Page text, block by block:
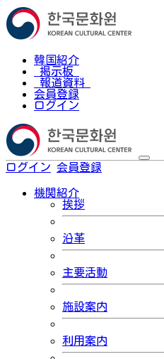
韓国紹介
掲示板
報道資料
会員登録
ログイン
ログイン 会員登録
機関紹介
挨拶
沿革
主要活動
施設案内
利用案内